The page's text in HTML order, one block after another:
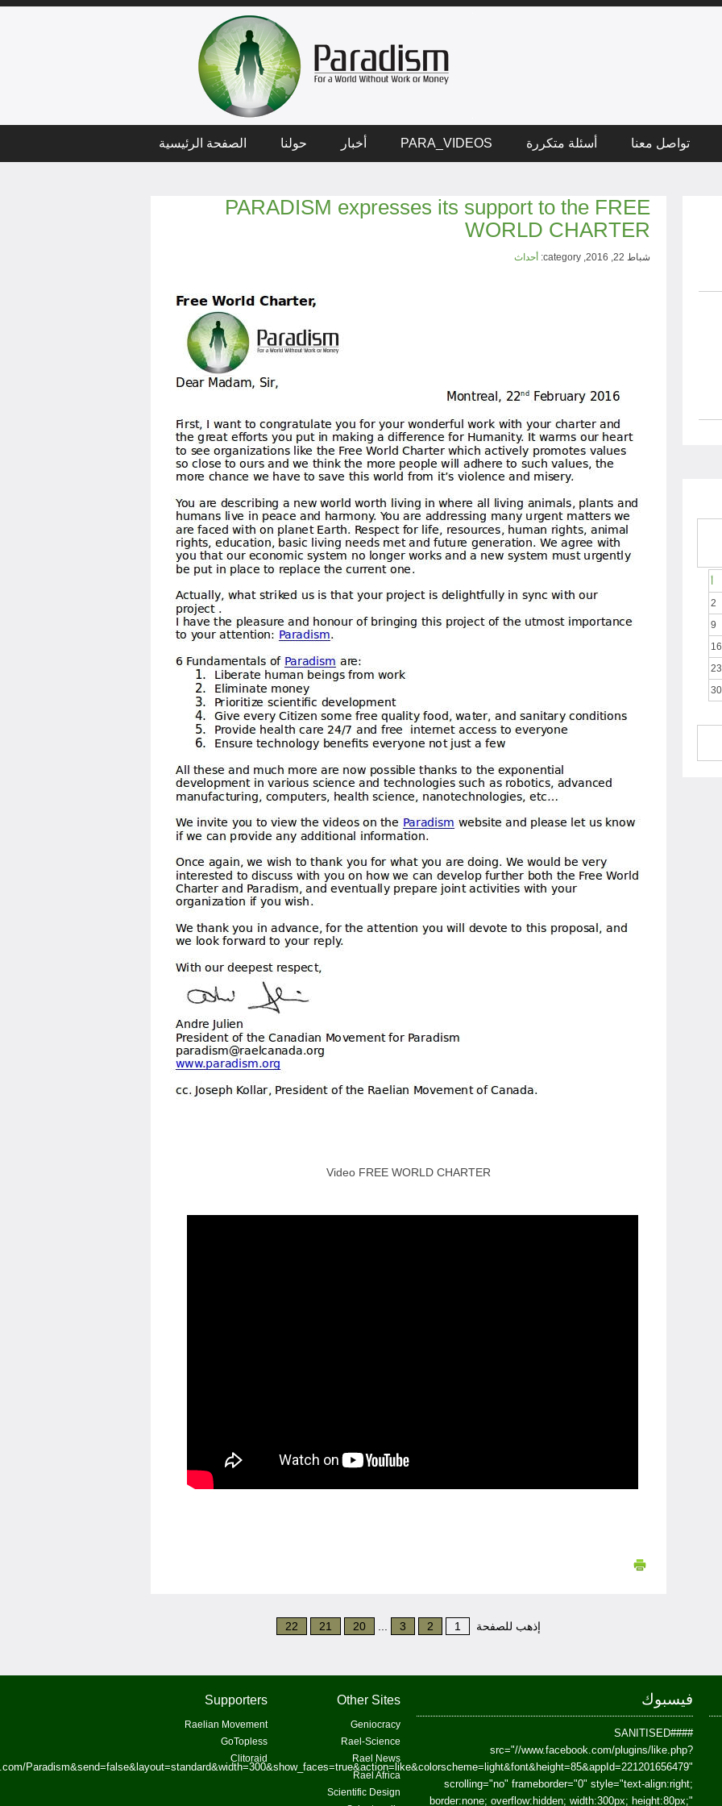
الصفحة الرئيسية حولنا أخبار PARA_VIDEOS أسئلة متكررة تواصل معنا
PARADISM expresses its support to the FREE
WORLD CHARTER
شباط 22, 2016, category: أحداث
Video FREE WORLD CHARTER
إذهب للصفحة 1
2
3
20
21
22
2
9
16
23
30
Supporters
Raelian Movement
GoTopless
Clitoraid
Other Sites
Geniocracy
Rael-Science
Rael News
Rael Africa
Scientific Design
فيسبوك
##SANITISED##
src="//www.facebook.com/plugins/like.php?
Paradism&send=false&layout=standard&width=300&show_faces=true&action=like&colorscheme=light&font&height=85&appId=221201656479"
scrolling="no" frameborder="0" style="text-align:right;
border:none; overflow:hidden; width:300px; height:80px;"